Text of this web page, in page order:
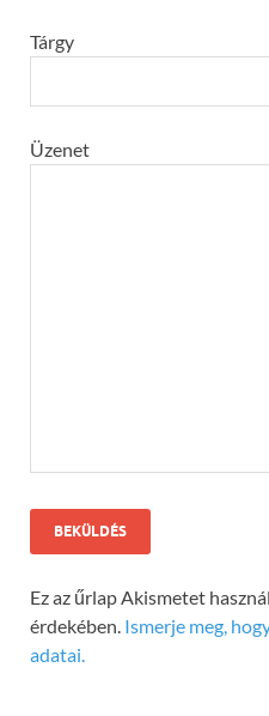
Tárgy
Üzenet
Ez az űrlap Akismetet
érdekében. Ismerje meg,
adatai.